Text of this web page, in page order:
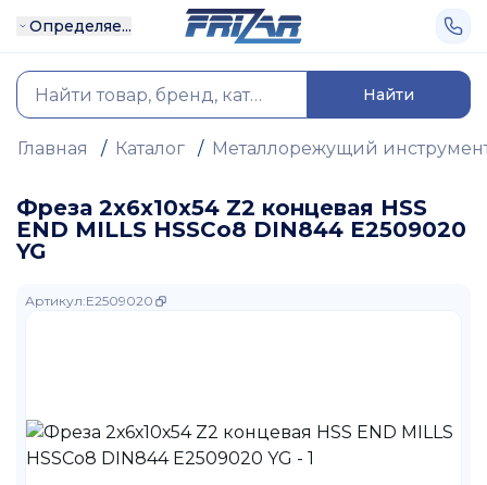
Определяе...
Найти
Главная / Каталог / Металлорежущий
Фреза 2х6х10х54 Z2 концевая HSS
END MILLS HSSCo8 DIN844 E2509020
YG
Артикул:E2509020